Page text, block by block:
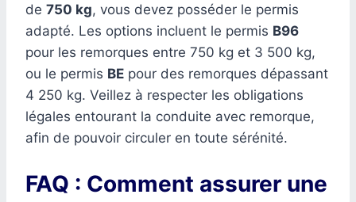
de 750 kg, vous devez posséder le permis
adapté. Les options incluent le permis B96
pour les remorques entre 750 kg et 3 500 kg,
ou le permis BE pour des remorques dépassant
4 250 kg. Veillez à respecter les obligations
légales entourant la conduite avec remorque,
afin de pouvoir circuler en toute sérénité.
FAQ : Comment assurer une